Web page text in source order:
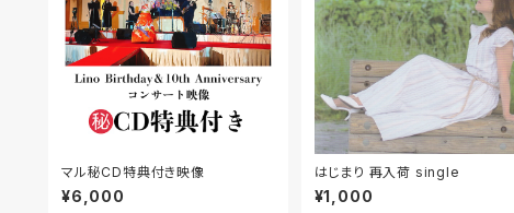
マル秘CD特典付き映像
¥6,000
はじまり 再入荷 single
¥1,000